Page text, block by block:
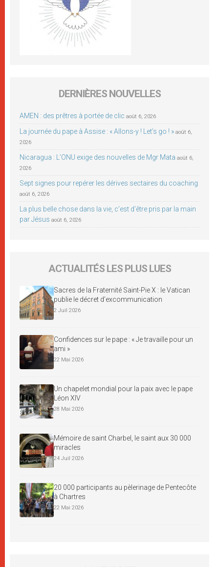
DERNIÈRES NOUVELLES
AMEN : des prêtres à portée de clic août 6, 2026
La journée du pape à Assise : « Allons-y ! Let’s go ! » août 6,
2026
Nicaragua : L’ONU exige des nouvelles de Mgr Mata août 6,
2026
Sept signes pour repérer les dérives sectaires du coaching
août 6, 2026
La plus belle chose dans la vie, c’est d’être pris par la main
par Jésus août 6, 2026
ACTUALITÉS LES PLUS LUES
Sacres de la Fraternité Saint-Pie X : le Vatican
publie le décret d’excommunication
2 Juil 2026
Confidences sur le pape : « Je travaille pour un
ami »
22 Mai 2026
Un chapelet mondial pour la paix avec le pape
Léon XIV
28 Mai 2026
Mémoire de saint Charbel, le saint aux 30 000
miracles
24 Juil 2026
20 000 participants au pèlerinage de Pentecôte
à Chartres
22 Mai 2026